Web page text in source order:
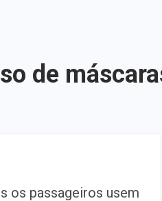
de
os passageiros usem
Champagne: Uma